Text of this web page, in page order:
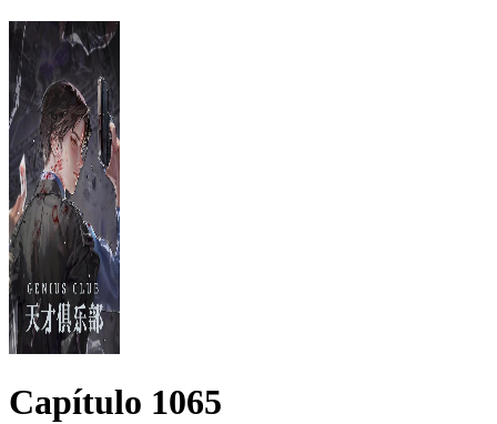
Capítulo 1065